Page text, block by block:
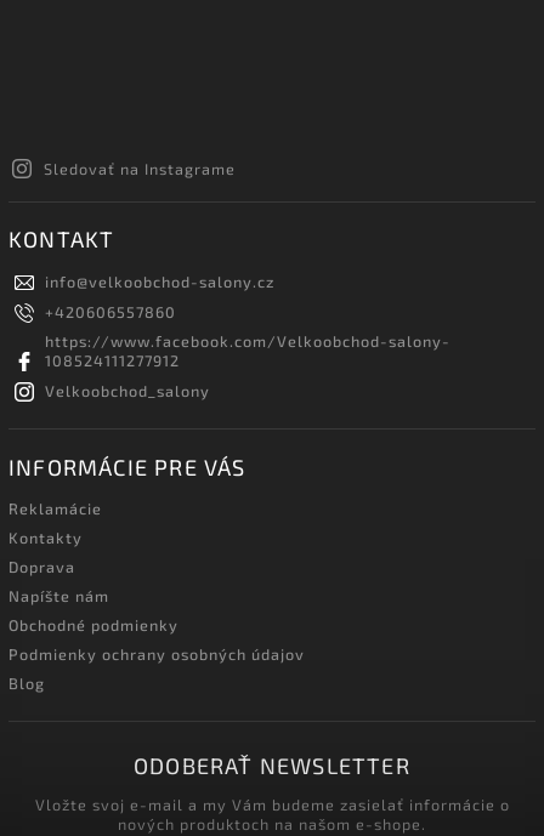
Sledovať na Instagrame
KONTAKT
info@velkoobchod-salony.cz
+420606557860
https://www.facebook.com/Velkoobchod-salony-
108524111277912
Velkoobchod_salony
INFORMÁCIE PRE VÁS
Reklamácie
Kontakty
Doprava
Napíšte nám
Obchodné podmienky
Podmienky ochrany osobných údajov
Blog
ODOBERAŤ NEWSLETTER
Vložte svoj e-mail a my Vám budeme zasielať informácie o
nových produktoch na našom e-shope.